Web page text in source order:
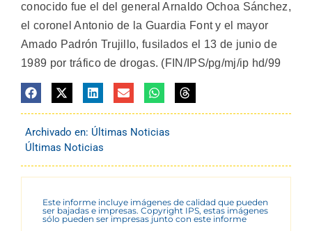
conocido fue el del general Arnaldo Ochoa Sánchez,
el coronel Antonio de la Guardia Font y el mayor
Amado Padrón Trujillo, fusilados el 13 de junio de
1989 por tráfico de drogas. (FIN/IPS/pg/mj/ip hd/99
Archivado en: Últimas Noticias
Últimas Noticias
Este informe incluye imágenes de calidad que pueden
ser bajadas e impresas. Copyright IPS, estas imágenes
sólo pueden ser impresas junto con este informe